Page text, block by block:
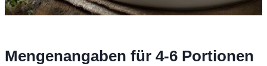
Mengenangaben für 4-6 Portionen